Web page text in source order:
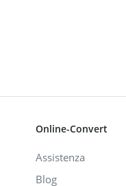
Online-Convert
Assistenza
Blog